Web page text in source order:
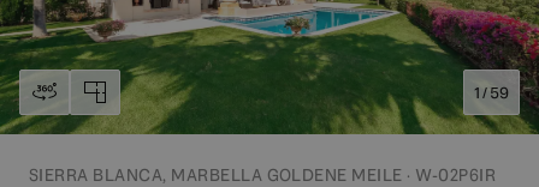
1 / 59
SIERRA BLANCA, MARBELLA GOLDENE MEILE · W-02P6IR